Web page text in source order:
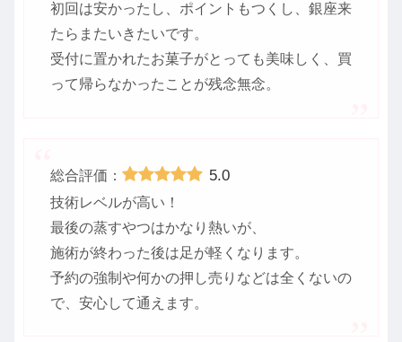
初回は安かったし、ポイントもつくし、銀座来
たらまたいきたいです。
受付に置かれたお菓子がとっても美味しく、買
って帰らなかったことが残念無念。
総合評価： 5.0
技術レベルが高い！
最後の蒸すやつはかなり熱いが、
施術が終わった後は足が軽くなります。
予約の強制や何かの押し売りなどは全くないの
で、安心して通えます。